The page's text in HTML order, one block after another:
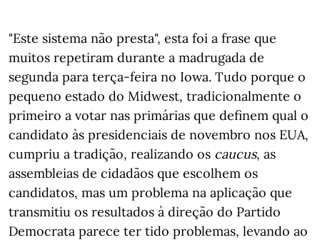
"Este sistema não presta", esta foi a frase que
muitos repetiram durante a madrugada de
segunda para terça-feira no Iowa. Tudo porque o
pequeno estado do Midwest, tradicionalmente o
primeiro a votar nas primárias que definem qual o
candidato às presidenciais de novembro nos EUA,
cumpriu a tradição, realizando os caucus, as
assembleias de cidadãos que escolhem os
candidatos, mas um problema na aplicação que
transmitiu os resultados à direção do Partido
Democrata parece ter tido problemas, levando ao